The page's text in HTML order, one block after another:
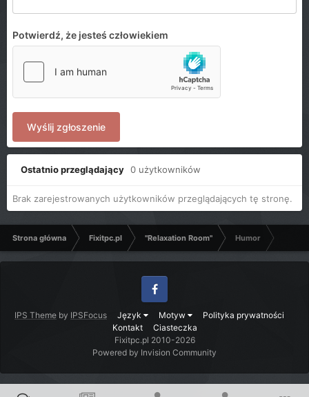
Potwierdź, że jesteś człowiekiem
Wyślij zgłoszenie
Ostatnio przeglądający 0 użytkowników
Brak zarejestrowanych użytkowników przeglądających tę stronę.
Strona główna Fixitpc.pl "Relaxation Room" Humor
IPS Theme by IPSFocus Język Motyw
Polityka prywatności
Kontakt
Ciasteczka
Facebook
Fixitpc.pl 2010-2026
Powered by Invision Community